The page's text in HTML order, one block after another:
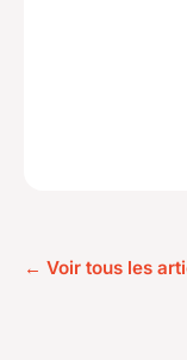
← Voir tous les